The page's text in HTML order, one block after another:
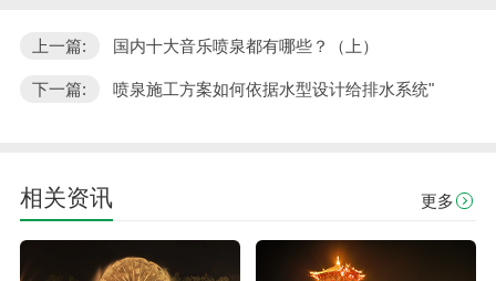
上一篇: 国内十大音乐喷泉都有哪些？（上）
下一篇: 喷泉施工方案如何依据水型设计给排水系统"
相关资讯 更多